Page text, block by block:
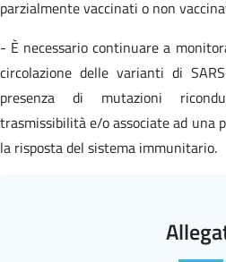
parzialmente vaccinati o non
- È necessario continuare a
circolazione delle varianti di
presenza di mutazioni
trasmissibilità e/o associate ad una
la risposta del sistema immunitario.